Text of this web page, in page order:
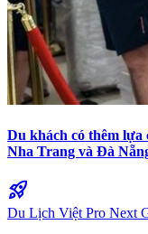
Du khách có thêm lựa
Nha Trang và Đà
rocket_launch
Du Lịch Việt Pro Next